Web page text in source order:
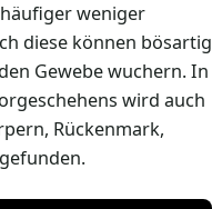
weniger
diese können bösartig
Gewebe wuchern. In
wird auch
Rückenmark,